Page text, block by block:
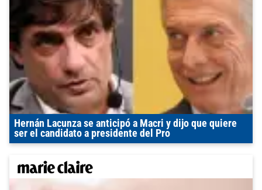
Hernán Lacunza se anticipó a Macri y dijo que quiere
ser el candidato a presidente del Pro